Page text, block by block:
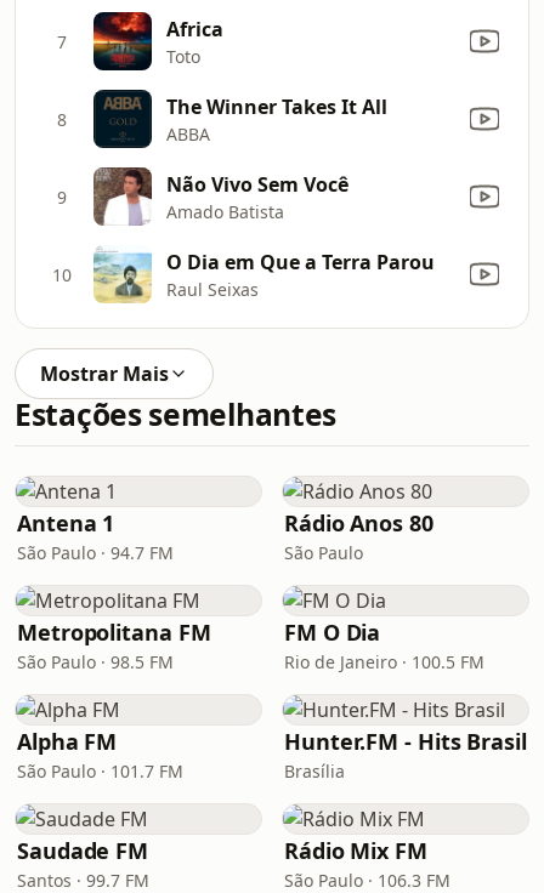
7 Africa
Toto
8 The Winner Takes It All
ABBA
9 Não Vivo Sem Você
Amado Batista
10 O Dia em Que a Terra Parou
Raul Seixas
Mostrar Mais
Estações semelhantes
Antena 1
São Paulo · 94.7 FM
Rádio Anos 80
São Paulo
Metropolitana FM
São Paulo · 98.5 FM
FM O Dia
Rio de Janeiro · 100.5 FM
Alpha FM
São Paulo · 101.7 FM
Hunter.FM - Hits Brasil
Brasília
Saudade FM
Santos · 99.7 FM
Rádio Mix FM
São Paulo · 106.3 FM